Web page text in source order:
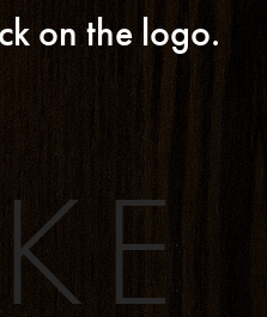
on the logo.